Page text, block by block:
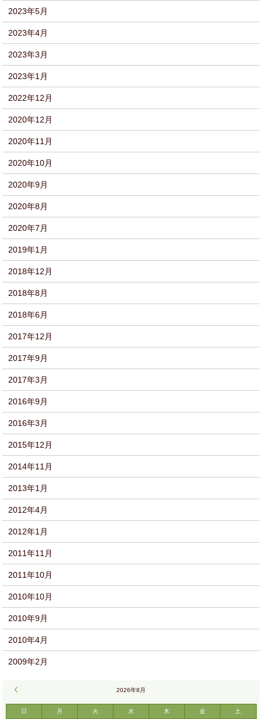
2023年5月
2023年4月
2023年3月
2023年1月
2022年12月
2020年12月
2020年11月
2020年10月
2020年9月
2020年8月
2020年7月
2019年1月
2018年12月
2018年8月
2018年6月
2017年12月
2017年9月
2017年3月
2016年9月
2016年3月
2015年12月
2014年11月
2013年1月
2012年4月
2012年1月
2011年11月
2011年10月
2010年10月
2010年9月
2010年4月
2009年2月
2026年8月
日 月 火 水 木 金 土